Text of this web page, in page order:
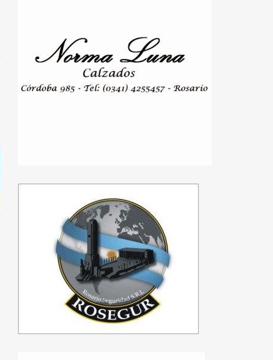
Joaquín Benegas Lynch
lamentó la caída de los
cambios a la Ley de
Tierras y culpó a “los
tibios del medio”